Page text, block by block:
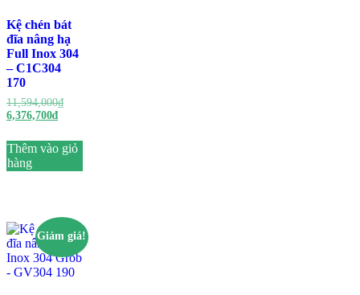
Kệ chén bát
đĩa nâng hạ
Full Inox 304
– C1C304
170
11,594,000₫
6,376,700₫
Thêm vào giỏ
hàng
Giảm giá!